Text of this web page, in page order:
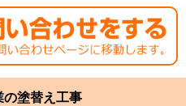
の塗替え工事